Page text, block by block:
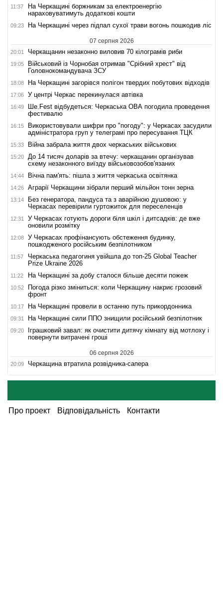
11:37
На Черкащині боржникам за електроенергію
нараховуватимуть додаткові кошти
09:23 На Черкащині через підпал сухої трави вогонь пошкодив ліс
07 серпня 2026
20:01 Черкащанин незаконно виловив 70 кілограмів риби
19:05
Військовий із Чорнобая отримав "Срібний хрест" від
Головнокомандувача ЗСУ
18:08 На Черкащині загорівся полігон твердих побутових відходів
17:06 У центрі Черкас перекинулася автівка
16:49
Ше.Fest відбудеться: Черкаська ОВА погодила проведення
фестивалю
16:15
Використовували шифри про "погоду": у Черкасах засудили
адміністратора груп у телеграмі про пересування ТЦК
15:33 Війна забрала життя двох черкаських військових
15:20
До 14 тисяч доларів за втечу: черкащанин організував
схему незаконного виїзду військовозобов'язаних
14:44 Вічна пам'ять: пішла з життя черкаська освітянка
14:26 Аграрії Черкащини зібрали перший мільйон тонн зерна
13:14
Без генератора, пандуса та з аварійною душовою: у
Черкасах перевірили гуртожиток для переселенців
12:31
У Черкасах готують дороги біля шкіл і дитсадків: де вже
оновили розмітку
12:08
У Черкасах профінансують обстеження будинку,
пошкодженого російським безпілотником
11:57
Черкаська педагогиня увійшла до топ-25 Global Teacher
Prize Ukraine 2026
11:22 На Черкащині за добу сталося більше десяти пожеж
10:52
Погода різко зміниться: коли Черкащину накриє грозовий
фронт
10:17 На Черкащині провели в останню путь прикордонника
09:31 На Черкащині сили ППО знищили російський безпілотник
09:20
Іграшковий завал: як очистити дитячу кімнату від мотлоху і
повернути витрачені гроші
06 серпня 2026
20:09 Черкащина втратила розвідника-сапера
Про проект Відповідальність Контакти